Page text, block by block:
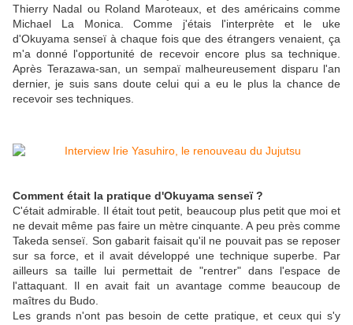
Thierry Nadal ou Roland Maroteaux, et des américains comme
Michael La Monica. Comme j'étais l'interprète et le uke
d'Okuyama senseï à chaque fois que des étrangers venaient, ça
m'a donné l'opportunité de recevoir encore plus sa technique.
Après Terazawa-san, un sempaï malheureusement disparu l'an
dernier, je suis sans doute celui qui a eu le plus la chance de
recevoir ses techniques.
Comment était la pratique d'Okuyama senseï ?
C'était admirable. Il était tout petit, beaucoup plus petit que moi et
ne devait même pas faire un mètre cinquante. A peu près comme
Takeda senseï. Son gabarit faisait qu'il ne pouvait pas se reposer
sur sa force, et il avait développé une technique superbe. Par
ailleurs sa taille lui permettait de "rentrer" dans l'espace de
l'attaquant. Il en avait fait un avantage comme beaucoup de
maîtres du Budo.
Les grands n'ont pas besoin de cette pratique, et ceux qui s'y